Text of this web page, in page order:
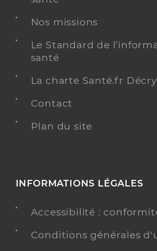
Nos missions
Le Standard de
santé
La charte Santé.fr
Contact
Plan du site
INFORMATIONS LÉGALES
Accessibilité :
Conditions générales